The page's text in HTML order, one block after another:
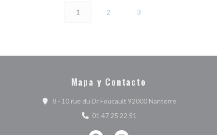
1 2 3
Mapa y Contacto
8 - 10 rue du Dr Foucault 92000 Nanterre((abre en
01 47 25 22 51